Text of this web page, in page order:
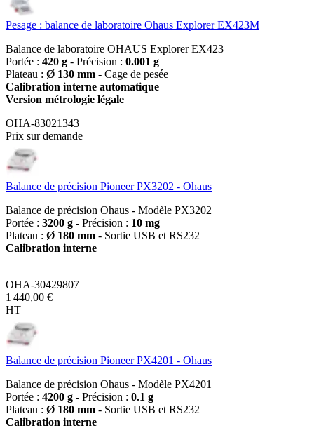
Pesage : balance de laboratoire Ohaus Explorer EX423M
Balance de laboratoire OHAUS Explorer EX423
Portée : 420 g - Précision : 0.001 g
Plateau : Ø 130 mm - Cage de pesée
Calibration interne automatique
Version métrologie légale
OHA-83021343
Prix sur demande
Balance de précision Pioneer PX3202 - Ohaus
Balance de précision Ohaus - Modèle PX3202
Portée : 3200 g - Précision : 10 mg
Plateau : Ø 180 mm - Sortie USB et RS232
Calibration interne
OHA-30429807
1 440,00 €
HT
Balance de précision Pioneer PX4201 - Ohaus
Balance de précision Ohaus - Modèle PX4201
Portée : 4200 g - Précision : 0.1 g
Plateau : Ø 180 mm - Sortie USB et RS232
Calibration interne